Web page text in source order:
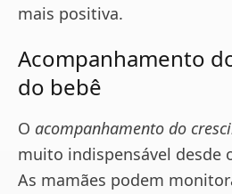
mais positiva.
Acompanhamento
do bebê
O acompanhamento do
muito indispensável desde
As mamães podem